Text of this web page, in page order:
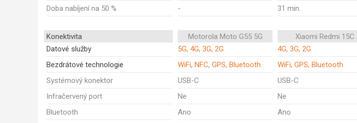
Doba nabíjení na 50 %
- 31 min.
Konektivita Motorola Moto G55 5G
Xiaomi Redmi 15C
Datové služby
5G, 4G, 3G, 2G
4G, 3G, 2G
Bezdrátové technologie
WiFi, NFC, GPS, Bluetooth
WiFi, GPS, Bluetooth
Systémový konektor
USB-C
USB-C
Infračervený port
Ne
Ne
Bluetooth
Ano
Ano